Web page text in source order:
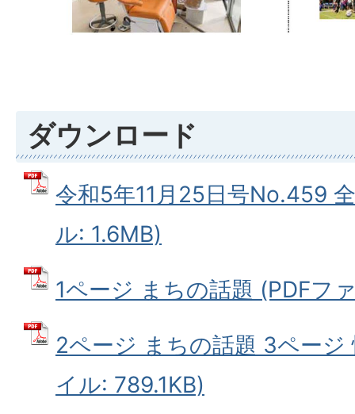
ダウンロード
令和5年11月25日号No.459
ル: 1.6MB)
1ページ まちの話題 (PDFフ
2ページ まちの話題 3ページ
イル: 789.1KB)